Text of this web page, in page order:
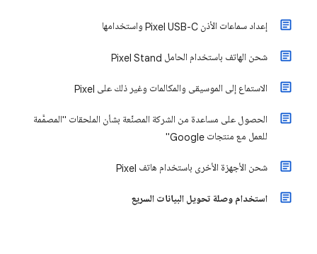
إعداد سماعات الأذن Pixel USB-C واستخدامها
شحن الهاتف باستخدام الحامل Pixel Stand
الاستماع إلى الموسيقى والمكالمات وغير ذلك على Pixel
الحصول على مساعدة من الشركة المصنِّعة بشأن الملحقات "المصمَّمة
للعمل مع منتجات Google"
شحن الأجهزة الأخرى باستخدام هاتف Pixel
استخدام وصلة تحويل البيانات السريع